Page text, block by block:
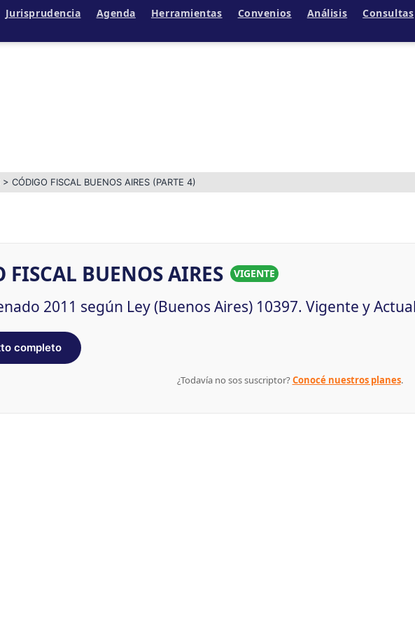
Jurisprudencia Agenda Herramientas Convenios Análisis Consultas
> CÓDIGO FISCAL BUENOS AIRES (PARTE 4)
FISCAL BUENOS AIRES VIGENTE
2011 según Ley (Buenos Aires) 10397. Vigente y
completo
¿Todavía no sos suscriptor?Conocé nuestros planes.